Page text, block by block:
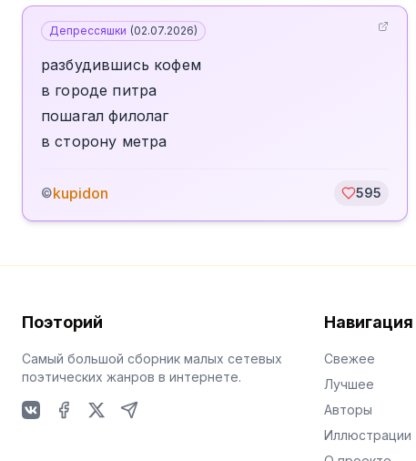
Депрессяшки (02.07.2026)
разбудившись кофем
в городе питра
пошагал филолаг
в сторону метра
©kupidon 595
Поэторий
Самый большой сборник малых сетевых
поэтических жанров в интернете.
Навигация
Свежее
Лучшее
Авторы
Иллюстрации